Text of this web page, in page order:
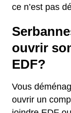
ce n’est pas
ouvrir
EDF?
Vous
ouvrir un